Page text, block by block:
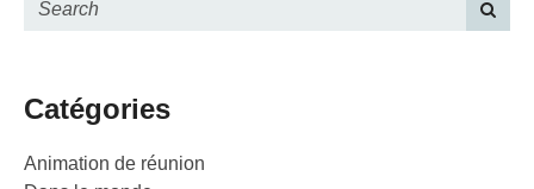
Catégories
Animation de réunion